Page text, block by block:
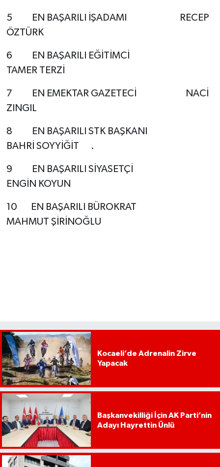
5 EN BAŞARILI İŞADAMI
RECEP
ÖZTÜRK
6
EN BAŞARILI EĞİTİMCİ
TAMER TERZİ
7 EN EMEKTAR GAZETECİ
NACİ
ZINGIL
8
EN BAŞARILI STK BAŞKANI
BAHRİ SOYYİĞİT
.
9
EN BAŞARILI SİYASETÇİ
ENGİN KOYUN
10
EN BAŞARILI BÜROKRAT
MAHMUT ŞİRİNOĞLU
Kocaeli’de Adrenalin Zirve
Yapacak
Başkanvekilliği İçin AK Parti’nin
Adayı Hayrettin Ünlü